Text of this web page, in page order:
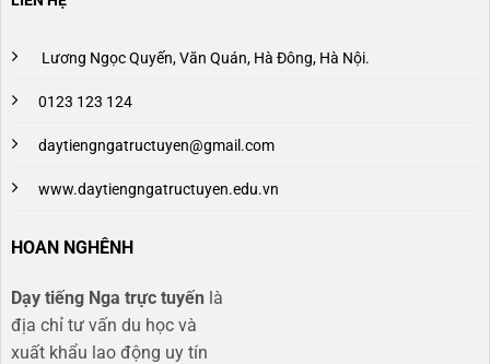
Lương Ngọc Quyến, Văn Quán, Hà Đông, Hà Nội.
0123 123 124
daytiengngatructuyen@gmail.com
www.daytiengngatructuyen.edu.vn
HOAN NGHÊNH
Dạy tiếng Nga trực tuyến là
địa chỉ tư vấn du học và
xuất khẩu lao động uy tín